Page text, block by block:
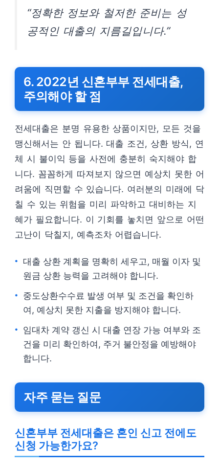
“정확한 정보와 철저한 준비는 성
공적인 대출의 지름길입니다.”
6. 2022년 신혼부부 전세대출,
주의해야 할 점
전세대출은 분명 유용한 상품이지만, 모든 것을
맹신해서는 안 됩니다. 대출 조건, 상환 방식, 연
체 시 불이익 등을 사전에 충분히 숙지해야 합
니다. 꼼꼼하게 따져보지 않으면 예상치 못한 어
려움에 직면할 수 있습니다. 여러분의 미래에 닥
칠 수 있는 위험을 미리 파악하고 대비하는 지
혜가 필요합니다. 이 기회를 놓치면 앞으로 어떤
고난이 닥칠지, 예측조차 어렵습니다.
대출 상환 계획을 명확히 세우고, 매월 이자 및
원금 상환 능력을 고려해야 합니다.
중도상환수수료 발생 여부 및 조건을 확인하
여, 예상치 못한 지출을 방지해야 합니다.
임대차 계약 갱신 시 대출 연장 가능 여부와 조
건을 미리 확인하여, 주거 불안정을 예방해야
합니다.
자주 묻는 질문
신혼부부 전세대출은 혼인 신고 전에도
신청 가능한가요?